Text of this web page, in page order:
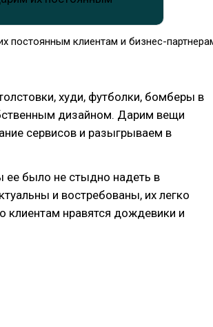
постоянным клиентам и бизнес-
худи, футболки, бомберы в
дизайном. Дарим вещи
сервисов и разыгрываем в
было не стыдно надеть в
и востребованы, их легко
клиентам нравятся дождевики и